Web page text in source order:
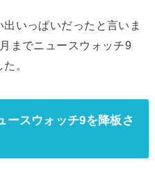
いっぱいだったと言いま
までニュースウォッチ9
。
ースウォッチ9を降板さ